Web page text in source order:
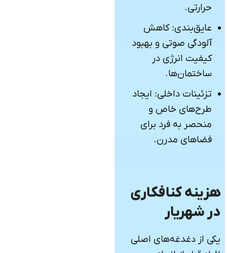
حرارتی.
عایق‌بندی: کاهش
آلودگی صوتی و بهبود
کیفیت انرژی در
ساختمان‌ها.
تزئینات داخلی: ایجاد
طرح‌های خاص و
منحصر به فرد برای
فضاهای مدرن.
هزینه کنافکاری
در شهریار
یکی از دغدغه‌های اصلی